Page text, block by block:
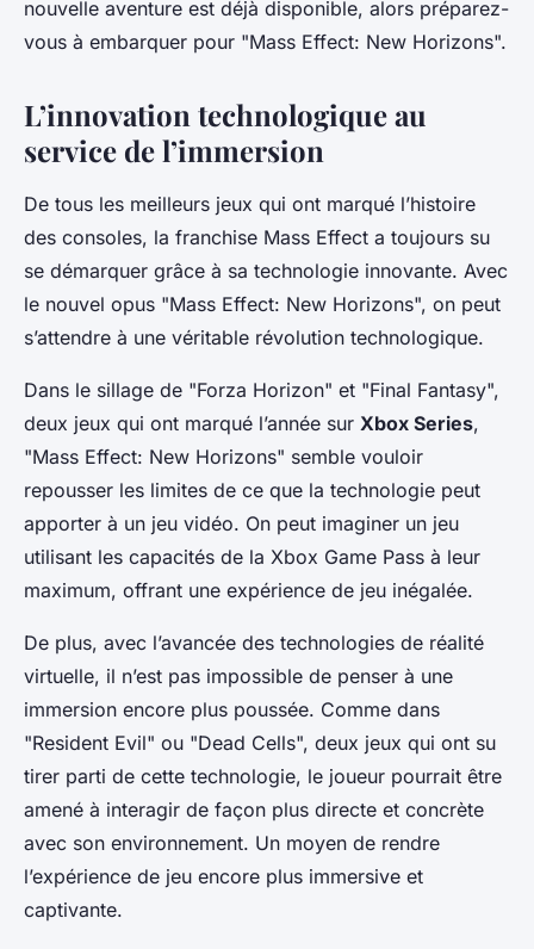
nouvelle aventure est déjà disponible, alors préparez-
vous à embarquer pour "Mass Effect: New Horizons".
L’innovation technologique au
service de l’immersion
De tous les meilleurs jeux qui ont marqué l’histoire
des consoles, la franchise Mass Effect a toujours su
se démarquer grâce à sa technologie innovante. Avec
le nouvel opus "Mass Effect: New Horizons", on peut
s’attendre à une véritable révolution technologique.
Dans le sillage de "Forza Horizon" et "Final Fantasy",
deux jeux qui ont marqué l’année sur Xbox Series,
"Mass Effect: New Horizons" semble vouloir
repousser les limites de ce que la technologie peut
apporter à un jeu vidéo. On peut imaginer un jeu
utilisant les capacités de la Xbox Game Pass à leur
maximum, offrant une expérience de jeu inégalée.
De plus, avec l’avancée des technologies de réalité
virtuelle, il n’est pas impossible de penser à une
immersion encore plus poussée. Comme dans
"Resident Evil" ou "Dead Cells", deux jeux qui ont su
tirer parti de cette technologie, le joueur pourrait être
amené à interagir de façon plus directe et concrète
avec son environnement. Un moyen de rendre
l’expérience de jeu encore plus immersive et
captivante.